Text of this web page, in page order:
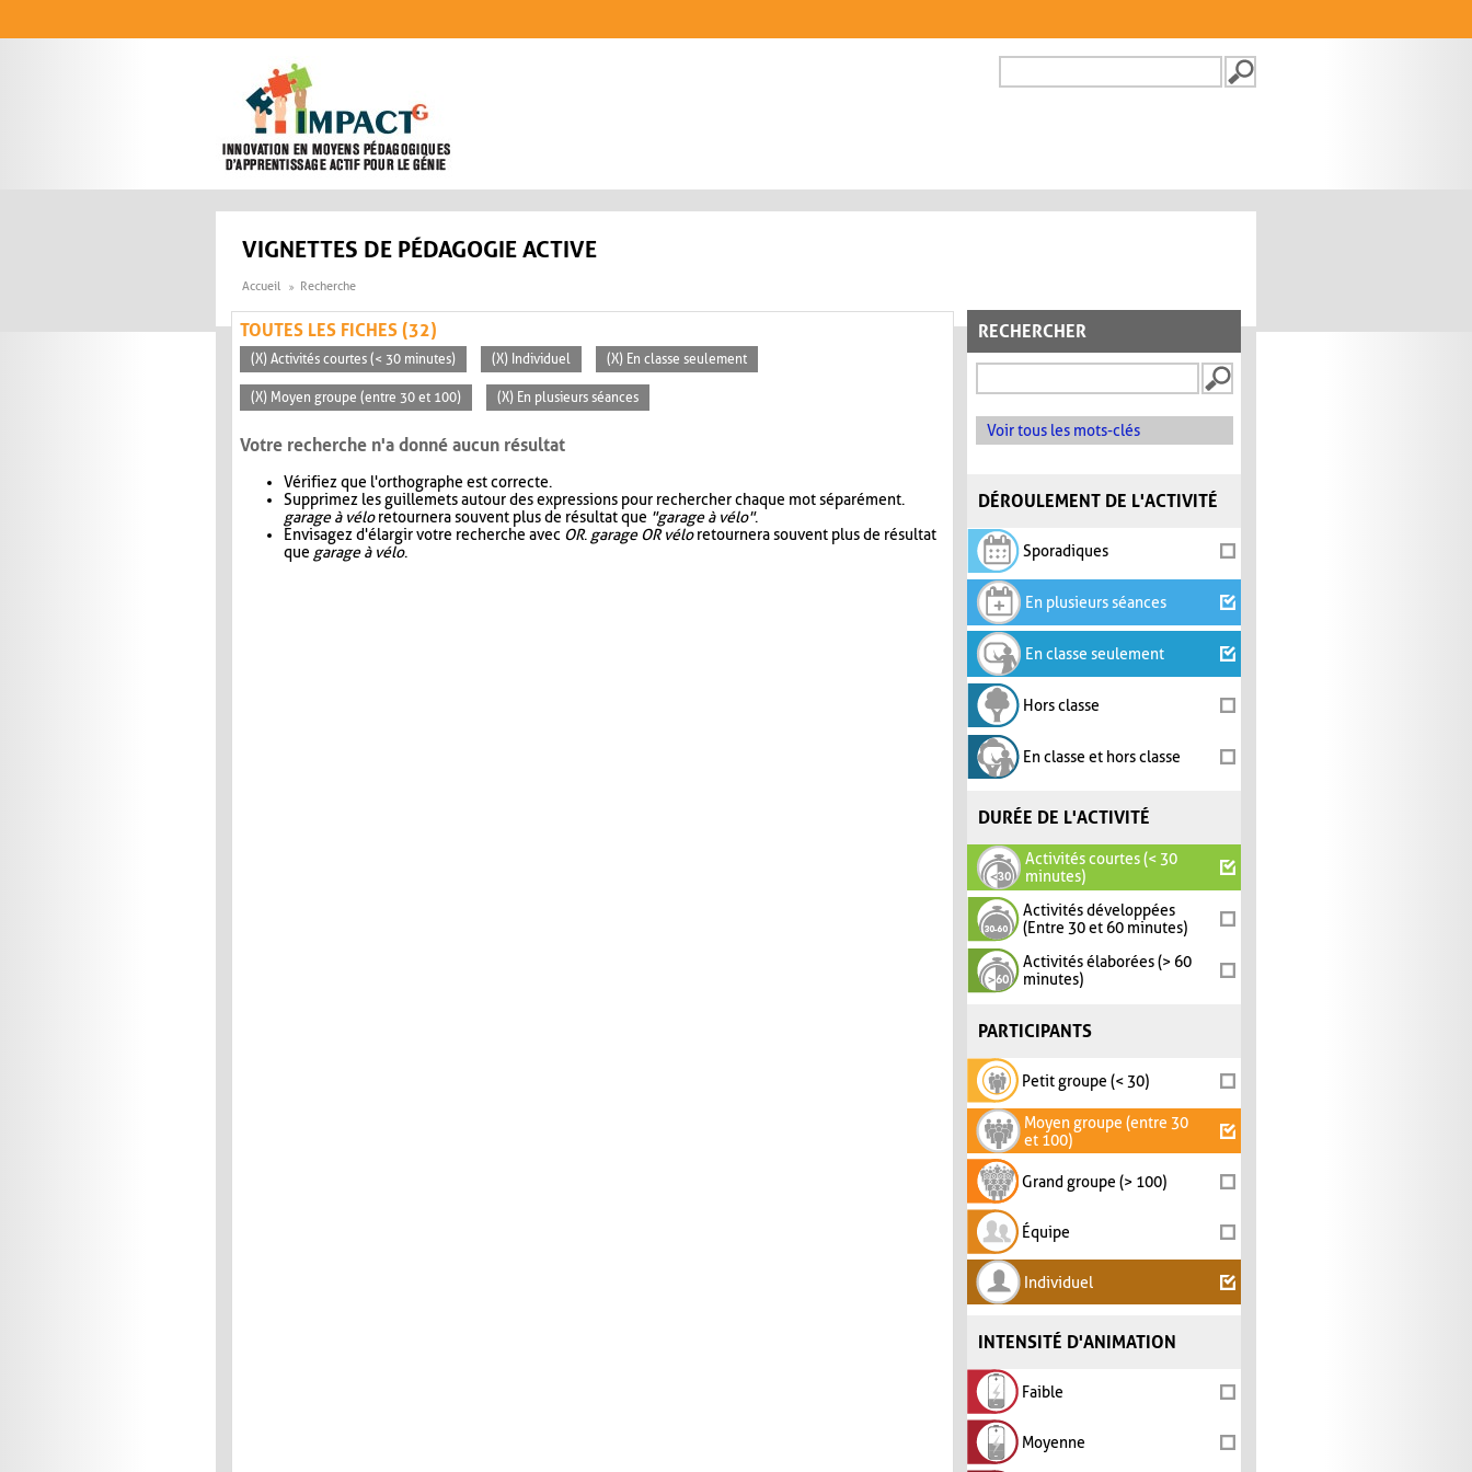
FORMULAIRE DE
VIGNETTES DE PÉDAGOGIE ACTIVE
Accueil Recherche
RECHERCHER
Voir tous les mots-clés
DÉROULEMENT DE L'ACTIVITÉ
Sporadiques
En plusieurs séances
En classe seulement
Hors classe
En classe et hors classe
DURÉE DE L'ACTIVITÉ
Activités courtes (< 30
minutes)
Activités développées
(Entre 30 et 60 minutes)
Activités élaborées (> 60
minutes)
PARTICIPANTS
Petit groupe (< 30)
Moyen groupe (entre 30
et 100)
Grand groupe (> 100)
Équipe
Individuel
INTENSITÉ D'ANIMATION
Faible
Moyenne
TOUTES LES FICHES (32)
(X) Activités courtes (< 30 minutes) (X) Individuel (X) En classe seulement
(X) Moyen groupe (entre 30 et 100) (X) En plusieurs séances
Votre recherche n'a donné aucun résultat
Vérifiez que l'orthographe est correcte.
Supprimez les guillemets autour des expressions pour rechercher chaque mot séparément.
garage à véloretournera souvent plus de résultat que "garage à vélo".
Envisagez d'élargir votre recherche avec OR. garage OR véloretournera souvent plus de résultat
que garage à vélo.